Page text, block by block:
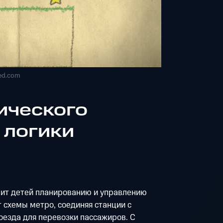
детей планированию и управлению
метро, соединяя станции с
для перевозки пассажиров. С